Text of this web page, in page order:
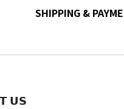
SHIPPING &
𝗨𝗦